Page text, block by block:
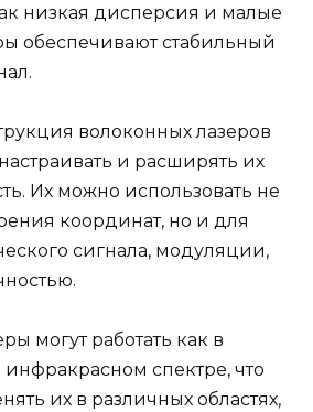
низкая дисперсия и малые
обеспечивают стабильный
волоконных лазеров
и расширять их
Их можно использовать не
координат, но и для
сигнала, модуляции,
могут работать как в
спектре, что
их в различных областях,